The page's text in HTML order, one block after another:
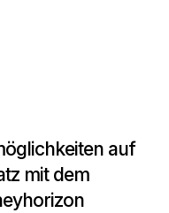
auf
mit dem